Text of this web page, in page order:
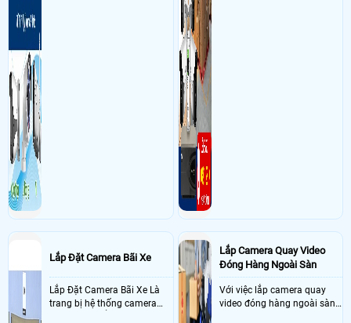
Lắp Đặt Camera Bãi Xe
Lắp Đặt Camera Bãi Xe Là
trang bị hệ thống camera
Lắp Camera Quay Video
Đóng Hàng Ngoài Sàn
Với việc lắp camera quay
video đóng hàng ngoài sàn